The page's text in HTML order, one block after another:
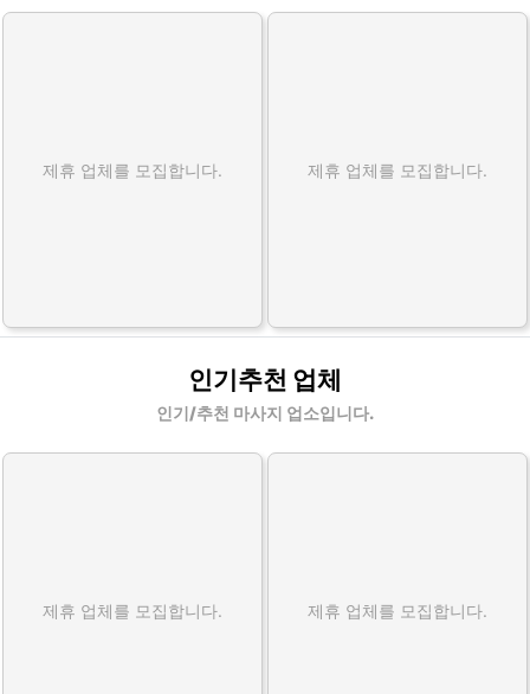
제휴 업체를 모집합니다. 제휴 업체를 모집합니다.
인기추천 업체
인기/추천 마사지 업소입니다.
제휴 업체를 모집합니다. 제휴 업체를 모집합니다.